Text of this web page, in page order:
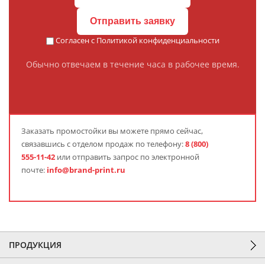
Отправить заявку
Согласен с Политикой конфиденциальности
Обычно отвечаем в течение часа в рабочее время.
Заказать промостойки вы можете прямо сейчас,
связавшись с отделом продаж по телефону:8 (800)
555-11-42 или отправить запрос по электронной
почте: info@brand-print.ru
ПРОДУКЦИЯ